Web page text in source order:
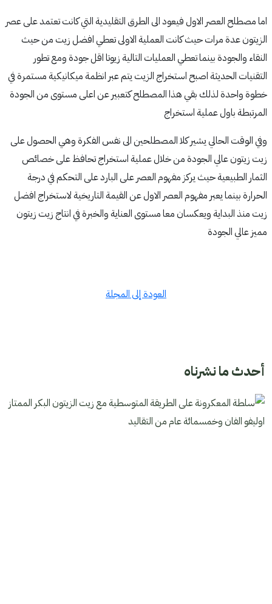
اما مصطلح العصر الاول فيعود الى الطرق التقليدية التي كانت تعتمد على عصر
الزيتون عدة مرات حيث كانت العملية الاولى تعطي افضل زيت من حيث
النقاء والجودة بينما تعطي العمليات التالية زيوتا اقل جودة ومع تطور
التقنيات الحديثة اصبح استخراج الزيت يتم عبر انظمة ميكانيكية مستمرة في
خطوة واحدة لذلك بقي هذا المصطلح كتعبير عن اعلى مستوى من الجودة
المرتبطة باول عملية استخراج
وفي الوقت الحالي يشير كلا المصطلحين الى نفس الفكرة وهي الحصول على
زيت زيتون عالي الجودة من خلال عملية استخراج تحافظ على خصائص
الثمار الطبيعية حيث يركز مفهوم العصر على البارد على التحكم في درجة
الحرارة بينما يعبر مفهوم العصر الاول عن القيمة التاريخية لاستخراج افضل
زيت منذ البداية ويعكسان معا مستوى العناية والخبرة في انتاج زيت زيتون
مميز عالي الجودة
العودة إلى المجلة
أحدث ما نشرناه